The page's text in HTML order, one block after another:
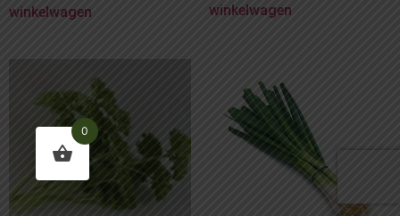
winkelwagen
winkelwagen
0